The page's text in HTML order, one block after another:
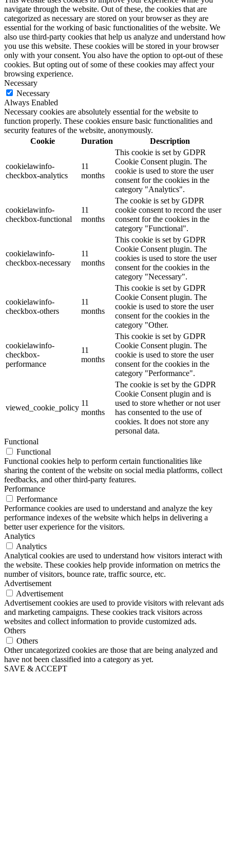
navigate through the website. Out of these, the cookies that are
categorized as necessary are stored on your browser as they are
essential for the working of basic functionalities of the website. We
also use third-party cookies that help us analyze and understand how
you use this website. These cookies will be stored in your browser
only with your consent. You also have the option to opt-out of these
cookies. But opting out of some of these cookies may affect your
browsing experience.
Necessary
Necessary
Always Enabled
Necessary cookies are absolutely essential for the website to
function properly. These cookies ensure basic functionalities and
security features of the website, anonymously.
Cookie
Duration Description
cookielawinfo-
checkbox-analytics
11
months
This cookie is set by GDPR
Cookie Consent plugin. The
cookie is used to store the user
consent for the cookies in the
category "Analytics".
cookielawinfo-
checkbox-functional
11
months
The cookie is set by GDPR
cookie consent to record the user
consent for the cookies in the
category "Functional".
cookielawinfo-
checkbox-necessary
11
months
This cookie is set by GDPR
Cookie Consent plugin. The
cookies is used to store the user
consent for the cookies in the
category "Necessary".
cookielawinfo-
checkbox-others
11
months
This cookie is set by GDPR
Cookie Consent plugin. The
cookie is used to store the user
consent for the cookies in the
category "Other.
cookielawinfo-
checkbox-
performance
11
months
This cookie is set by GDPR
Cookie Consent plugin. The
cookie is used to store the user
consent for the cookies in the
category "Performance".
viewed_cookie_policy
11
months
The cookie is set by the GDPR
Cookie Consent plugin and is
used to store whether or not user
has consented to the use of
cookies. It does not store any
personal data.
Functional
Functional
Functional cookies help to perform certain functionalities like
sharing the content of the website on social media platforms, collect
feedbacks, and other third-party features.
Performance
Performance
Performance cookies are used to understand and analyze the key
performance indexes of the website which helps in delivering a
better user experience for the visitors.
Analytics
Analytics
Analytical cookies are used to understand how visitors interact with
the website. These cookies help provide information on metrics the
number of visitors, bounce rate, traffic source, etc.
Advertisement
Advertisement
Advertisement cookies are used to provide visitors with relevant ads
and marketing campaigns. These cookies track visitors across
websites and collect information to provide customized ads.
Others
Others
Other uncategorized cookies are those that are being analyzed and
have not been classified into a category as yet.
SAVE & ACCEPT